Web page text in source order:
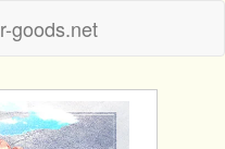
r-goods.net